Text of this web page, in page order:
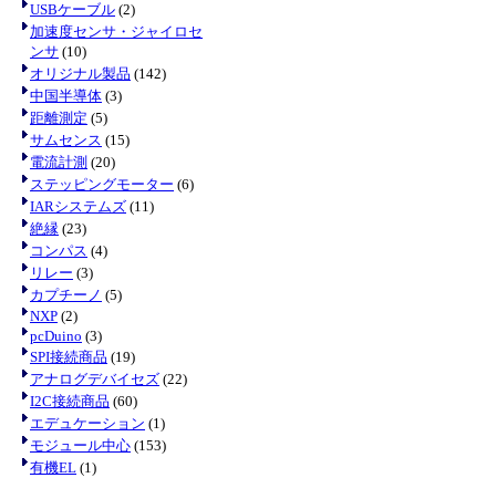
USBケーブル (2)
加速度センサ・ジャイロセ
ンサ (10)
オリジナル製品 (142)
中国半導体 (3)
距離測定 (5)
サムセンス (15)
電流計測 (20)
ステッピングモーター (6)
IARシステムズ (11)
絶縁 (23)
コンパス (4)
リレー (3)
カプチーノ (5)
NXP (2)
pcDuino (3)
SPI接続商品 (19)
アナログデバイセズ (22)
I2C接続商品 (60)
エデュケーション (1)
モジュール中心 (153)
有機EL (1)